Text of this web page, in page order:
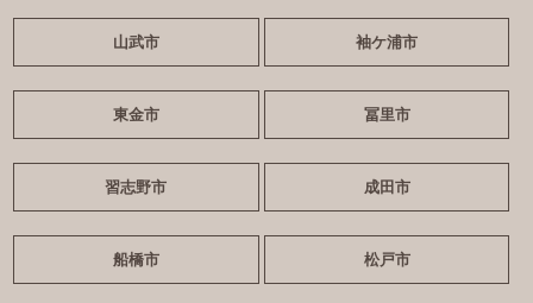
山武市 袖ケ浦市
東金市 冨里市
習志野市 成田市
船橋市 松戸市